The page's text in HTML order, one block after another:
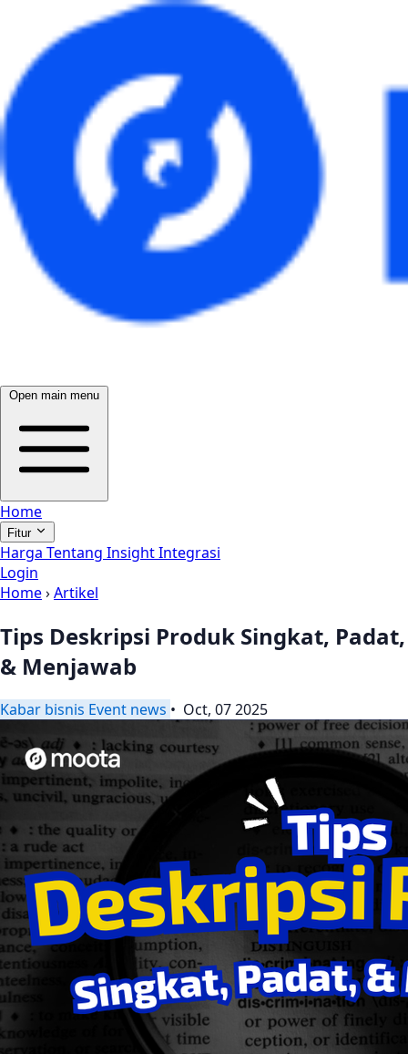
Open main menu
Home
Fitur
Harga Tentang InsightIntegrasi
Login
Home›Artikel
Tips Deskripsi Produk Singkat, Padat,
& Menjawab
Kabar bisnis Event news • Oct, 07 2025